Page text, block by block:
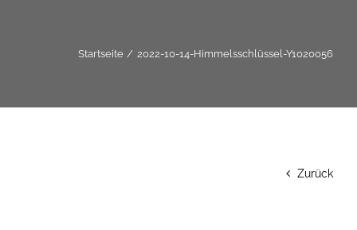
Startseite 2022-10-14-Himmelsschlüssel-Y1020056
Zurück